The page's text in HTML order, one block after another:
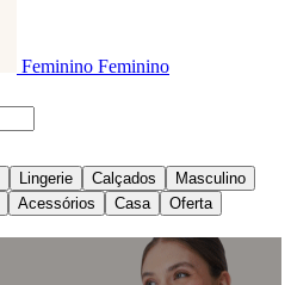
Feminino Feminino
Lingerie Calçados
Masculino
Acessórios Casa Oferta